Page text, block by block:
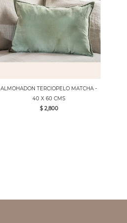
ALMOHADON TERCIOPELO MATCHA -
40 X 60 CMS
$ 2,800